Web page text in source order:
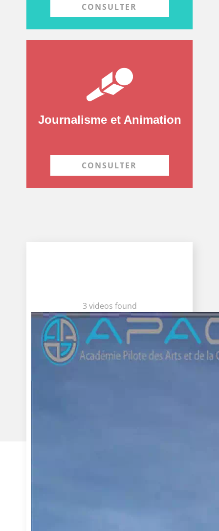
CONSULTER
Journalisme et Animation
CONSULTER
3 videos found